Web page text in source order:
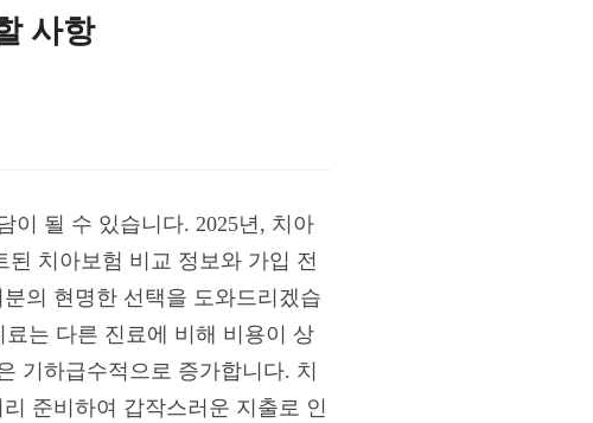
사항
이 될 수 있습니다. 2025년, 치아
치아보험 비교 정보와 가입 전
의 현명한 선택을 도와드리겠습
는 다른 진료에 비해 비용이 상
기하급수적으로 증가합니다. 치
준비하여 갑작스러운 지출로 인